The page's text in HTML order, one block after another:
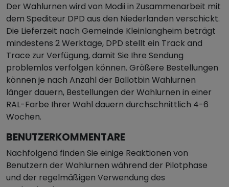
Der Wahlurnen wird von Modii in Zusammenarbeit mit
dem Spediteur DPD aus den Niederlanden verschickt.
Die Lieferzeit nach Gemeinde Kleinlangheim beträgt
mindestens 2 Werktage, DPD stellt ein Track and
Trace zur Verfügung, damit Sie Ihre Sendung
problemlos verfolgen können. Größere Bestellungen
können je nach Anzahl der Ballotbin Wahlurnen
länger dauern, Bestellungen der Wahlurnen in einer
RAL-Farbe Ihrer Wahl dauern durchschnittlich 4-6
Wochen.
BENUTZERKOMMENTARE
Nachfolgend finden Sie einige Reaktionen von
Benutzern der Wahlurnen während der Pilotphase
und der regelmäßigen Verwendung des